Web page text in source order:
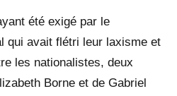
été exigé par le
qui avait flétri leur laxisme et
les nationalistes, deux
Borne et de Gabriel